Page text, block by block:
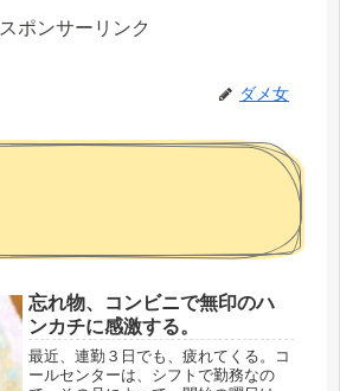
スポンサーリンク
ダメ女
忘れ物、コンビニで無印のハ
ンカチに感激する。
最近、連勤３日でも、疲れてくる。コ
ールセンターは、シフトで勤務なの